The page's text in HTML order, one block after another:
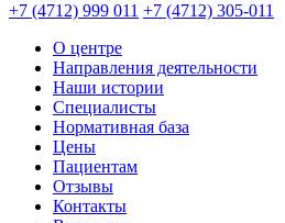
+7 (4712) 999 011 +7 (4712) 305-011
О центре
Направления деятельности
Наши истории
Специалисты
Нормативная база
Цены
Пациентам
Отзывы
Контакты